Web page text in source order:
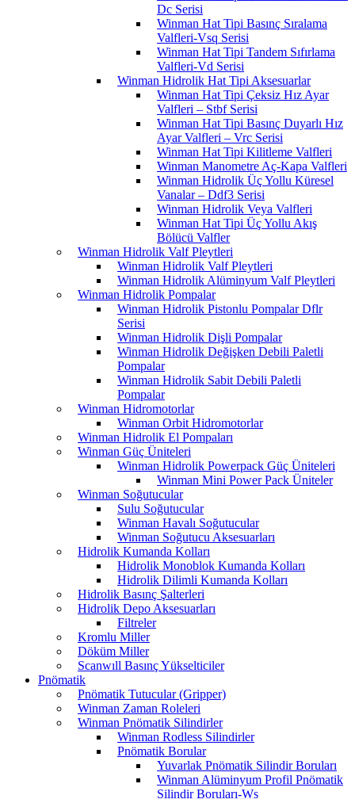
Dc Serisi
Winman Hat Tipi Basınç Sıralama
Valfleri-Vsq Serisi
Winman Hat Tipi Tandem Sıfırlama
Valfleri-Vd Serisi
Winman Hidrolik Hat Tipi Aksesuarlar
Winman Hat Tipi Çeksiz Hız Ayar
Valfleri – Stbf Serisi
Winman Hat Tipi Basınç Duyarlı Hız
Ayar Valfleri – Vrc Serisi
Winman Hat Tipi Kilitleme Valfleri
Winman Manometre Aç-Kapa Valfleri
Winman Hidrolik Üç Yollu Küresel
Vanalar – Ddf3 Serisi
Winman Hidrolik Veya Valfleri
Winman Hat Tipi Üç Yollu Akış
Bölücü Valfler
Winman Hidrolik Valf Pleytleri
Winman Hidrolik Valf Pleytleri
Winman Hidrolik Alüminyum Valf Pleytleri
Winman Hidrolik Pompalar
Winman Hidrolik Pistonlu Pompalar Dflr
Serisi
Winman Hidrolik Dişli Pompalar
Winman Hidrolik Değişken Debili Paletli
Pompalar
Winman Hidrolik Sabit Debili Paletli
Pompalar
Winman Hidromotorlar
Winman Orbit Hidromotorlar
Winman Hidrolik El Pompaları
Winman Güç Üniteleri
Winman Hidrolik Powerpack Güç Üniteleri
Winman Mini Power Pack Üniteler
Winman Soğutucular
Sulu Soğutucular
Winman Havalı Soğutucular
Winman Soğutucu Aksesuarları
Hidrolik Kumanda Kolları
Hidrolik Monoblok Kumanda Kolları
Hidrolik Dilimli Kumanda Kolları
Hidrolik Basınç Şalterleri
Hidrolik Depo Aksesuarları
Filtreler
Kromlu Miller
Döküm Miller
Scanwıll Basınç Yükselticiler
Pnömatik
Pnömatik Tutucular (Gripper)
Winman Zaman Roleleri
Winman Pnömatik Silindirler
Winman Rodless Silindirler
Pnömatik Borular
Yuvarlak Pnömatik Silindir Boruları
Winman Alüminyum Profil Pnömatik
Silindir Boruları-Ws